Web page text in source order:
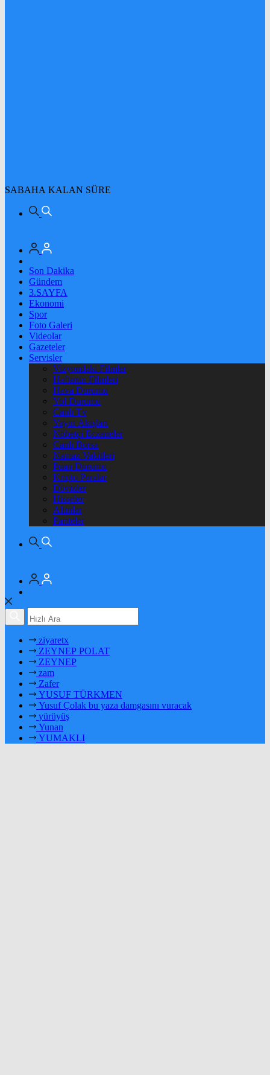
SABAHA KALAN SÜRE
Son Dakika
Gündem
3.SAYFA
Ekonomi
Spor
Foto Galeri
Videolar
Gazeteler
Servisler
Vizyondaki Filmler
Haftanin Filmleri
Hava Durumu
Yol Durumu
Canlı Tv
Yayın Akışları
Nöbetçi Eczaneler
Canlı Borsa
Namaz Vakitleri
Puan Durumu
Kripto Paralar
Dövizler
Hisseler
Altınlar
Pariteler
ziyaretx
ZEYNEP POLAT
ZEYNEP
zam
Zafer
YUSUF TÜRKMEN
Yusuf Çolak bu yaza damgasını vuracak
yürüyüş
Yunan
YUMAKLI